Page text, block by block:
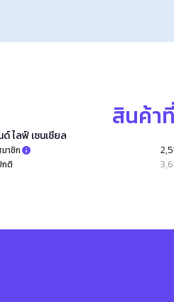
สินค้า
ไลฟ์ เซนเชียล
าชิก
กติ